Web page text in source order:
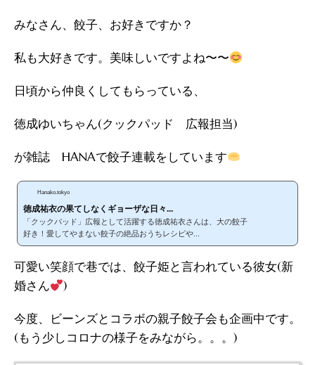
みなさん、餃子、お好きですか？
私も大好きです。美味しいですよね〜〜
日頃から仲良くしてもらっている、
徳成ゆいちゃん(クックパッド 広報担当)
が雑誌 HANAで餃子連載をしています
Hanako.tokyo
徳成祐衣の果てしなくギョーザな日々...
「クックパッド」広報として活躍する徳成祐衣さんは、大の餃子
好き！愛してやまない餃子の絶品おうちレシピや...
可愛い笑顔で巷では、餃子姫と言われている彼女(新
婚さん
)
今度、ビーンズとコラボの親子餃子会も企画中です。
(もう少しコロナの様子をみながら。。。)